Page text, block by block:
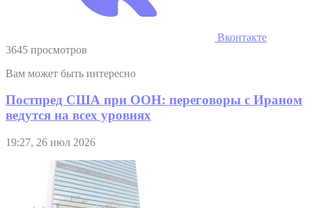
Вконтакте
3645 просмотров
Вам может быть интересно
Постпред США при ООН: переговоры с Ираном
ведутся на всех уровнях
19:27, 26 июл 2026